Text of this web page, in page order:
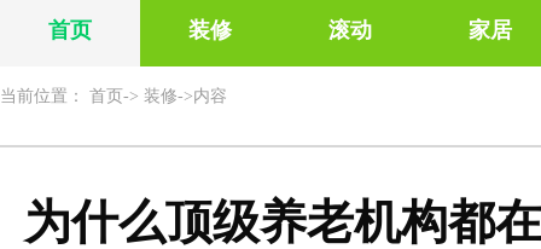
首页 装修 滚动 家居
当前位置： 首页 -> 装修->内容
为什么顶级养老机构都